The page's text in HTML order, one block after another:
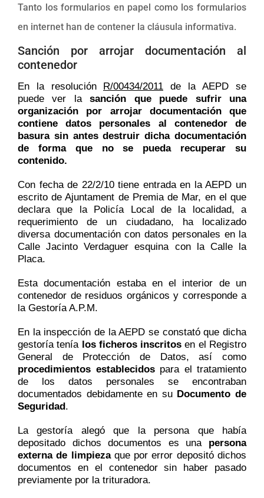
Tanto los formularios en papel como los formularios
en internet han de contener la cláusula informativa.
Sanción por arrojar documentación al
contenedor
En la resolución R/00434/2011 de la AEPD se
puede ver lasanción que puede sufrir una
organización por arrojar documentación que
contiene datos personales al contenedor de
basura sin antes destruir dicha documentación
de forma que no se pueda recuperar su
contenido.
Con fecha de 22/2/10 tiene entrada en la AEPD un
escrito de Ajuntament de Premia de Mar, en el que
declara que la Policía Local de la localidad, a
requerimiento de un ciudadano, ha localizado
diversa documentación con datos personales en la
Calle Jacinto Verdaguer esquina con la Calle la
Placa.
Esta documentación estaba en el interior de un
contenedor de residuos orgánicos y corresponde a
la Gestoría A.P.M.
En la inspección de la AEPD se constató que dicha
gestoría tenía los ficheros inscritosen el Registro
General de Protección de Datos, así como
procedimientos establecidospara el tratamiento
de los datos personales se encontraban
documentados debidamente en su Documento de
Seguridad .
La gestoría alegó que la persona que había
depositado dichos documentos es una persona
externa de limpiezaque por error depositó dichos
documentos en el contenedor sin haber pasado
previamente por la trituradora.